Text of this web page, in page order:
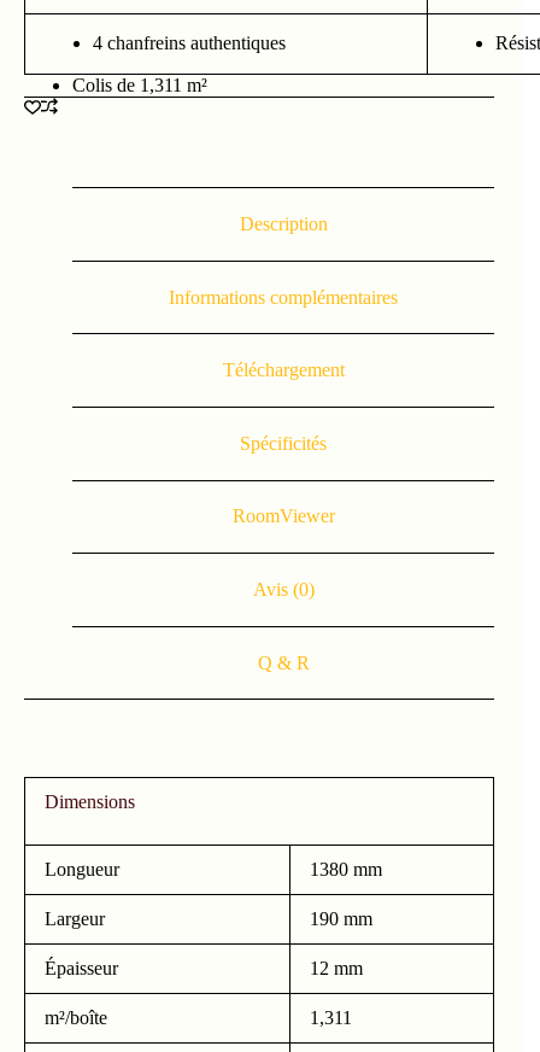
4 chanfreins authentiques
Colis de 1,311 m²
Description
Informations complémentaires
Téléchargement
Spécificités
RoomViewer
Avis (0)
Q & R
Dimensions
Longueur 1380 mm
Largeur 190 mm
Épaisseur 12 mm
m²/boîte 1,311